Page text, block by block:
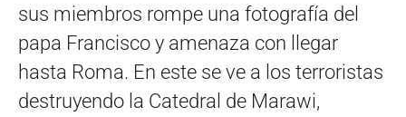
sus miembros rompe una fotografía del
papa Francisco y amenaza con llegar
hasta Roma. En este se ve a los terroristas
destruyendo la Catedral de Marawi,